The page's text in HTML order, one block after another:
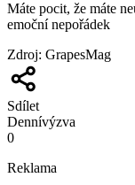
Máte pocit, že máte
emoční nepořádek
Zdroj: GrapesMag
Sdílet
Dennívýzva
0
Reklama